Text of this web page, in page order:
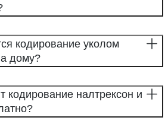
кодирование уколом
дому?
кодирование налтрексон и